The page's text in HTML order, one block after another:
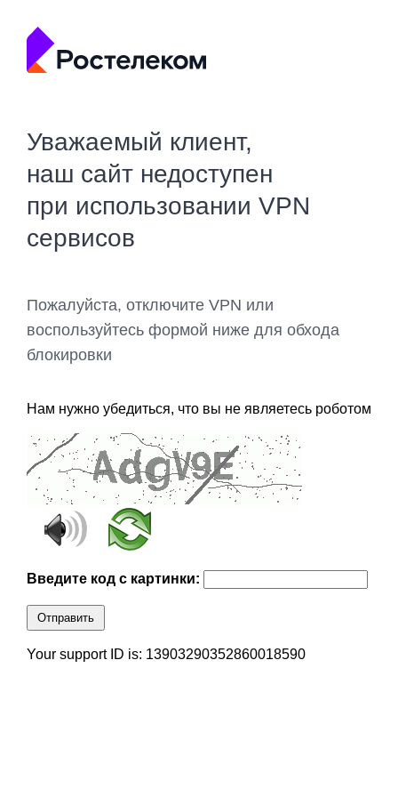
Уважаемый клиент,
наш сайт недоступен
при использовании VPN
сервисов
Пожалуйста, отключите VPN или
воспользуйтесь формой ниже для обхода
блокировки
Нам нужно убедиться, что вы не являетесь роботом
Введите код с картинки:
Отправить
Your support ID is: 13903290352860018590